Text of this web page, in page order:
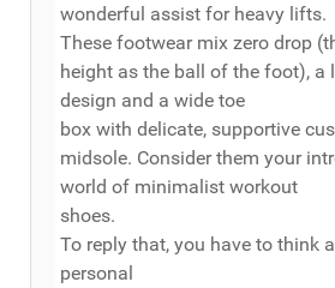
wonderful assist for heavy lifts.
These footwear mix zero drop
height as the ball of the foot), a
design and a wide toe
box with delicate, supportive
midsole. Consider them your
world of minimalist workout
shoes.
To reply that, you have to think
personal